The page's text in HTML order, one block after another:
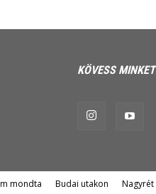
KÖVESS MINKET
mondta Budai utakon Nagyrét